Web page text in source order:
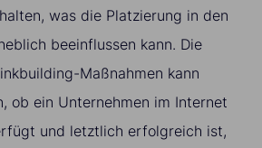
was die Platzierung in den
beeinflussen kann. Die
Maßnahmen kann
ob ein Unternehmen im Internet
und letztlich erfolgreich ist,